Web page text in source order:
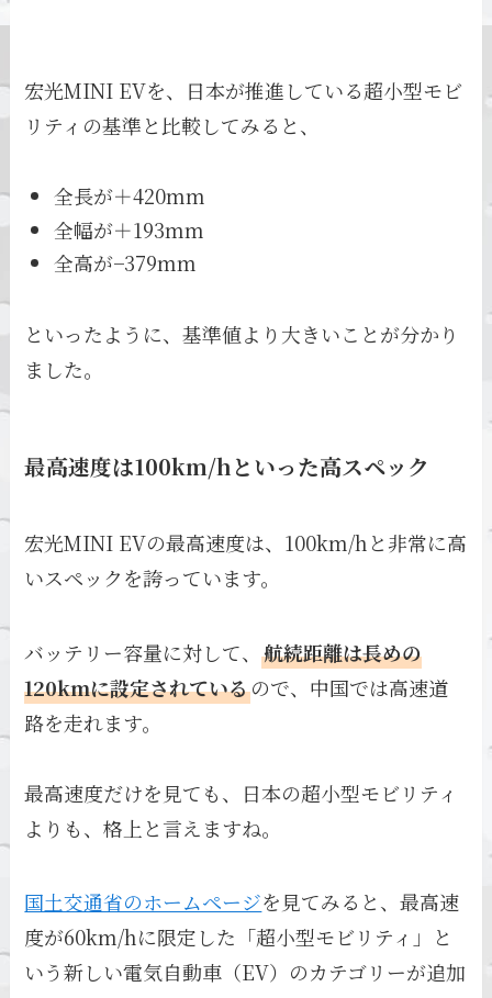
宏光MINI EVを、日本が推進している超小型モビ
リティの基準と比較してみると、
全長が＋420mm
全幅が＋193mm
全高が−379mm
といったように、基準値より大きいことが分かり
ました。
最高速度は100km/hといった高スペック
宏光MINI EVの最高速度は、100km/hと非常に高
いスペックを誇っています。
バッテリー容量に対して、航続距離は長めの
120kmに設定されているので、中国では高速道
路を走れます。
最高速度だけを見ても、日本の超小型モビリティ
よりも、格上と言えますね。
国土交通省のホームページを見てみると、最高速
度が60km/hに限定した「超小型モビリティ」と
いう新しい電気自動車（EV）のカテゴリーが追加